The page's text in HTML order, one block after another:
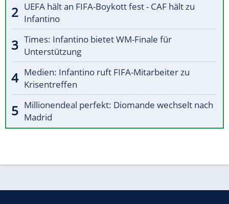
UEFA hält an FIFA-Boykott fest - CAF hält zu
Infantino
Times: Infantino bietet WM-Finale für
Unterstützung
Medien: Infantino ruft FIFA-Mitarbeiter zu
Krisentreffen
Millionendeal perfekt: Diomande wechselt nach
Madrid